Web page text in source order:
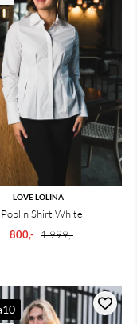
LOVE LOLINA
Poplin Shirt White
800,- 1.999,-